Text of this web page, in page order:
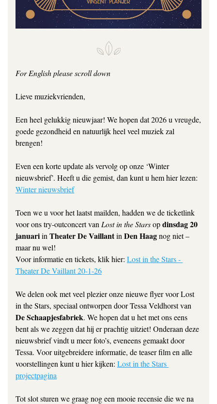
For English please scroll down
Lieve muziekvrienden,
Een heel gelukkig nieuwjaar! We hopen dat 2026 u vreugde,
goede gezondheid en natuurlijk heel veel muziek zal
brengen!
Even een korte update als vervolg op onze ‘Winter
Winter nieuwsbrief
Toen we u voor het laatst mailden, hadden we de ticketlink
voor ons try-outconcert van Lost in the Stars op dinsdag 20
januari in Theater De Vaillant in Den Haag nog niet –
maar nu wel!
Voor informatie en tickets, klik hier: Lost in the Stars -
Theater De Vaillant 20-1-26
We delen ook met veel plezier onze nieuwe flyer voor Lost
in the Stars
De Schaapjesfabriek. We hopen dat u het met ons eens
bent als we zeggen dat hij er prachtig uitziet! Onderaan deze
nieuwsbrief vindt u meer foto’s, eveneens gemaakt door
Tessa. Voor uitgebreidere informatie, de teaser film en alle
voorstellingen kunt u hier kijken: Lost in the Stars
projectpagina
Tot slot sturen we graag nog een mooie recensie die we na